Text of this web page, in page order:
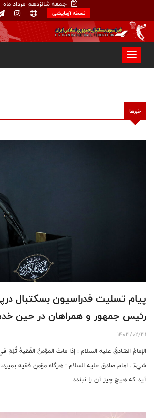
جمعه شانزدهم مرداد ماه
نسخه آزمایشی
خبرها
پیام تسلیت فدراسیون بسکتبال
رئیس جمهور و همراهان در حین
1403/02/31
الإمامُ الصّادقُ عليه السلام : إذا ماتَ المؤمنُ الفَقيهُ ثُلِمَ
شيءٌ . امام صادق عليه السلام : هرگاه مؤمنِ فقيه
آيد كه هيچ چيز آن را نبندد.